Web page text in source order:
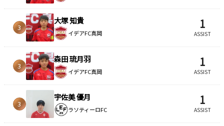
3
大塚 知貴
イデアFC真岡
1
ASSIST
3
森田 琉月羽
イデアFC真岡
1
ASSIST
3
宇佐美 優月
ラソティーロFC
1
ASSIST